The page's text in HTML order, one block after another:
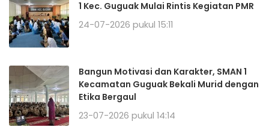
1 Kec. Guguak Mulai Rintis Kegiatan PMR
24-07-2026 pukul 15:11
Bangun Motivasi dan Karakter, SMAN 1
Kecamatan Guguak Bekali Murid dengan
Etika Bergaul
23-07-2026 pukul 14:14